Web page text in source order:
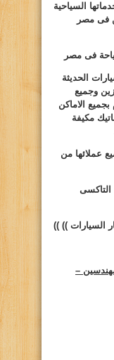
السياحية
فى مصر
فى مصر
الحديثة
وجميع
الاماكن
مكيفة
عملائها من
السيارات )) ))
–